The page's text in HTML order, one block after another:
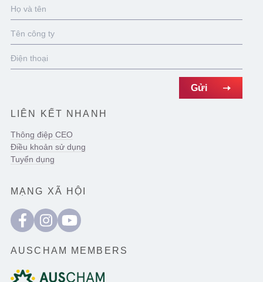
LIÊN KẾT NHANH
Thông điệp CEO
Điều khoản sử dụng
Tuyển dụng
MẠNG XÃ HỘI
AUSCHAM MEMBERS